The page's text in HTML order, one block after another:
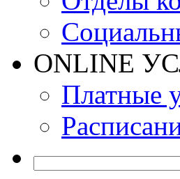
ONLINE
Платные